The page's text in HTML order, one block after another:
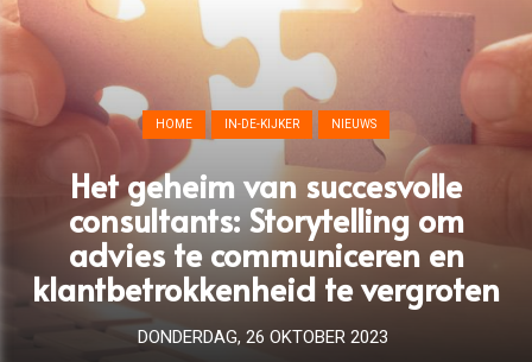
HOME IN-DE-KIJKER NIEUWS
Het geheim van succesvolle
consultants: Storytelling om
advies te communiceren en
klantbetrokkenheid te vergroten
DONDERDAG, 26 OKTOBER 2023